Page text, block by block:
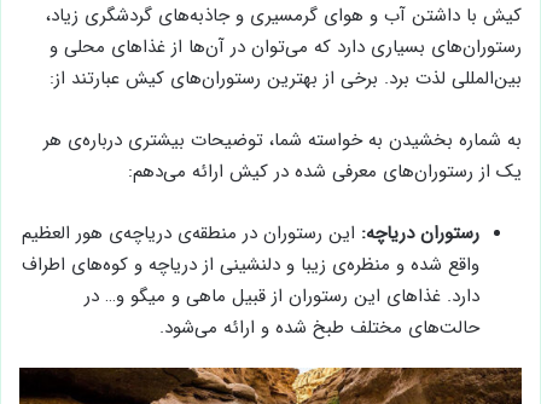
کیش با داشتن آب و هوای گرمسیری و جاذبه‌های گردشگری زیاد،
رستوران‌های بسیاری دارد که می‌توان در آن‌ها از غذاهای محلی و
بین‌المللی لذت برد. برخی از بهترین رستوران‌های کیش عبارتند از:
به شماره بخشیدن به خواسته شما، توضیحات بیشتری درباره‌ی هر
یک از رستوران‌های معرفی شده در کیش ارائه می‌دهم:
رستوران دریاچه: این رستوران در منطقه‌ی دریاچه‌ی هور العظیم
واقع شده و منظره‌ی زیبا و دلنشینی از دریاچه و کوه‌های اطراف
دارد. غذاهای این رستوران از قبیل ماهی و میگو و… در
حالت‌های مختلف طبخ شده و ارائه می‌شود.